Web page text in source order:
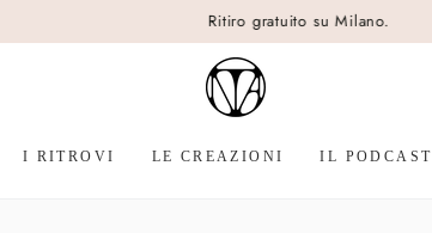
Ritiro gratuito su Milano.
I RITROVI LE CREAZIONI IL PODCAST